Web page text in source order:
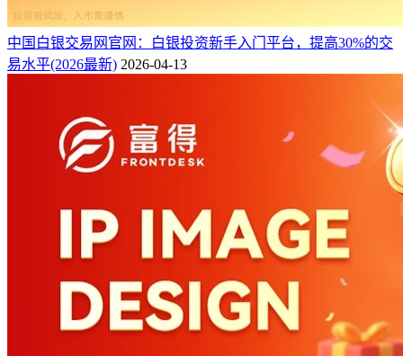
中国白银交易网官网：白银投资新手入门平台，提高30%的交
易水平(2026最新) 2026-04-13